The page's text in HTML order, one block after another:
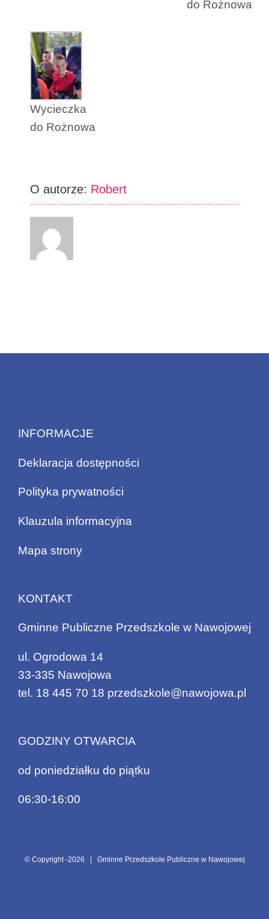
do Rożnowa
Wycieczka
do Rożnowa
O autorze: Robert
INFORMACJE
Deklaracja dostępności
Polityka prywatności
Klauzula informacyjna
Mapa strony
KONTAKT
Gminne Publiczne Przedszkole w Nawojowej
ul. Ogrodowa 14
33-335 Nawojowa
tel. 18 445 70 18 przedszkole@nawojowa.pl
GODZINY OTWARCIA
od poniedziałku do piątku
06:30-16:00
© Copyright -2026 | Gminne Przedszkole Publiczne w Nawojowej